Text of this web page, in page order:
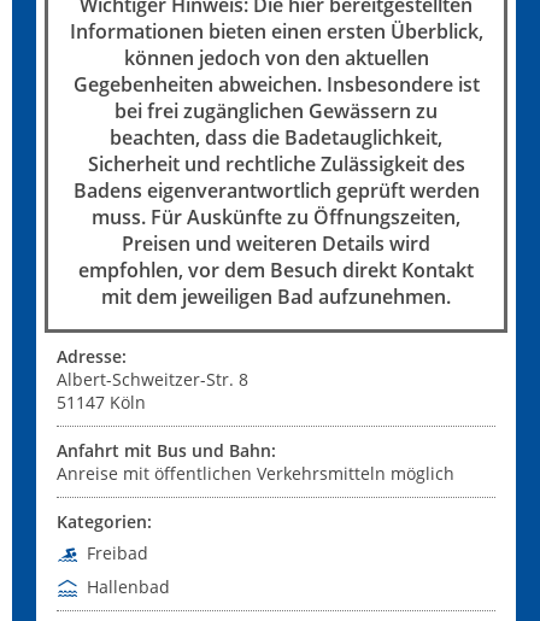
Informationen bieten einen ersten Überblick,
können jedoch von den aktuellen
Gegebenheiten abweichen. Insbesondere ist
bei frei zugänglichen Gewässern zu
beachten, dass die Badetauglichkeit,
Sicherheit und rechtliche Zulässigkeit des
Badens eigenverantwortlich geprüft werden
muss. Für Auskünfte zu Öffnungszeiten,
Preisen und weiteren Details wird
empfohlen, vor dem Besuch direkt Kontakt
mit dem jeweiligen Bad aufzunehmen.
Adresse:
Albert-Schweitzer-Str. 8
51147 Köln
Anfahrt mit Bus und Bahn:
Anreise mit öffentlichen Verkehrsmitteln möglich
Kategorien:
Freibad
Hallenbad